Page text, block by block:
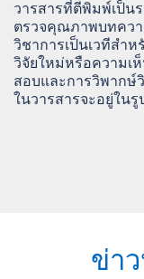
วารสารที่ตีพิมพ์เป็น
ตรวจคุณภาพบทควา
วิชาการเป็นเวทีสำ
วิจัยใหม่หรือความเ
สอบและการวิพากษ์
ในวารสารจะอยู่ใน
ข่า